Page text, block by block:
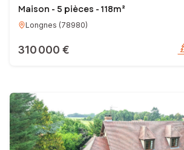
Maison - 5 pièces - 118m²
Longnes (78980)
310 000 €